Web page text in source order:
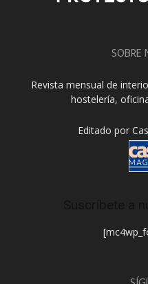
SOBRE
Revista mensual de
hostelería,
Editado por